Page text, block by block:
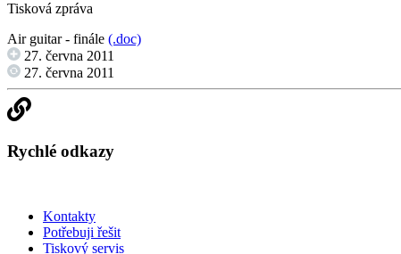
Tisková zpráva
Air guitar - finále (.doc)
27. června 2011
27. června 2011
Rychlé odkazy
Kontakty
Potřebuji řešit
Tiskový servis